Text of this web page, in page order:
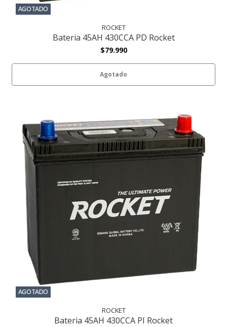
AGOTADO
ROCKET
Bateria 45AH 430CCA PD Rocket
$79.990
Agotado
AGOTADO
ROCKET
Bateria 45AH 430CCA PI Rocket